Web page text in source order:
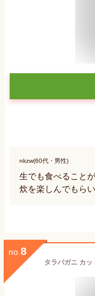
nkzw(60代・男性)
生でも食べること
炊を楽しんでもらい
no. 8